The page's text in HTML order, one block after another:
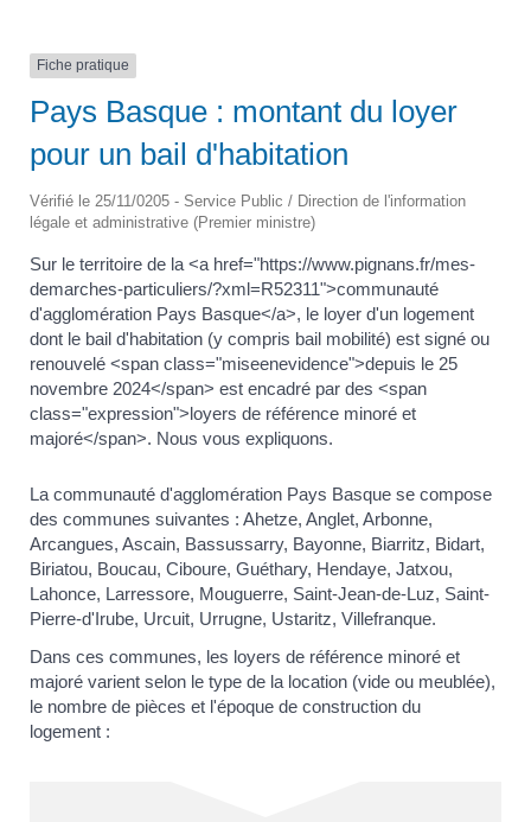
Fiche pratique
Pays Basque : montant du loyer
pour un bail d'habitation
Vérifié le 25/11/0205 - Service Public / Direction de l'information
légale et administrative (Premier ministre)
Sur le territoire de la <a href="https://www.pignans.fr/mes-
demarches-particuliers/?xml=R52311">communauté
d'agglomération Pays Basque</a>, le loyer d'un logement
dont le bail d'habitation (y compris bail mobilité) est signé ou
renouvelé <span class="miseenevidence">depuis le 25
novembre 2024</span> est encadré par des <span
class="expression">loyers de référence minoré et
majoré</span>. Nous vous expliquons.
La communauté d'agglomération Pays Basque se compose
des communes suivantes : Ahetze, Anglet, Arbonne,
Arcangues, Ascain, Bassussarry, Bayonne, Biarritz, Bidart,
Biriatou, Boucau, Ciboure, Guéthary, Hendaye, Jatxou,
Lahonce, Larressore, Mouguerre, Saint-Jean-de-Luz, Saint-
Pierre-d'Irube, Urcuit, Urrugne, Ustaritz, Villefranque.
Dans ces communes, les loyers de référence minoré et
majoré varient selon le type de la location (vide ou meublée),
le nombre de pièces et l'époque de construction du
logement :